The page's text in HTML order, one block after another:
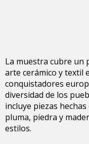
La muestra cubre un
arte cerámico y textil
conquistadores
diversidad de los
incluye piezas
pluma, piedra y
estilos.